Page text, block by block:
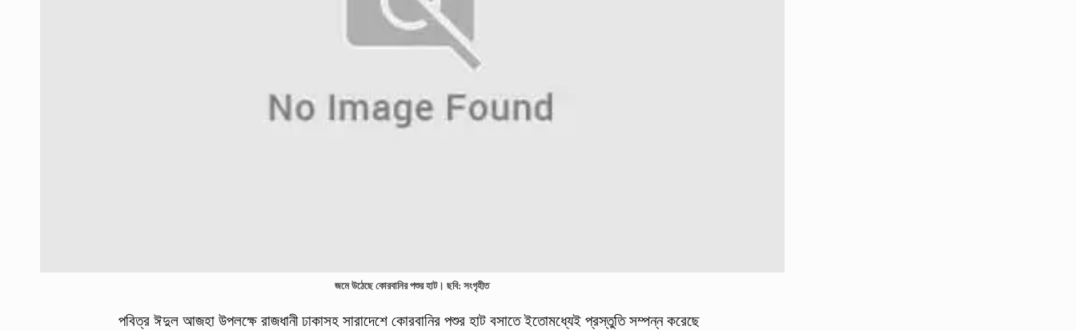
জমে উঠেছে কোরবানির পশুর হাট। ছবি: সংগৃহীত
পবিত্র ঈদুল আজহা উপলক্ষে রাজধানী ঢাকাসহ সারাদেশে কোরবানির পশুর হাট বসাতে ইতোমধ্যেই প্রস্তুতি সম্পন্ন করেছে